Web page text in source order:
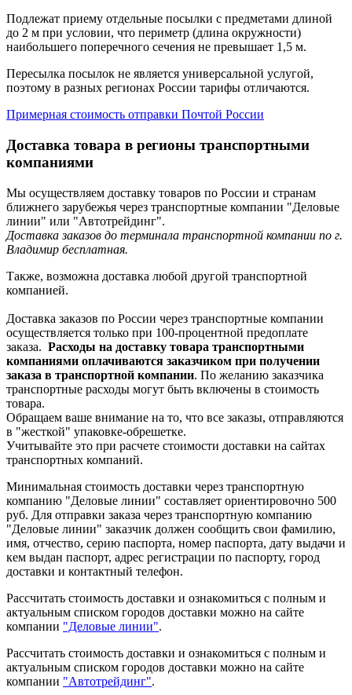
Подлежат приему отдельные посылки с предметами длиной
до 2 м при условии, что периметр (длина окружности)
наибольшего поперечного сечения не превышает 1,5 м.
Пересылка посылок не является универсальной услугой,
поэтому в разных регионах России тарифы отличаются.
Примерная стоимость отправки Почтой России
Доставка товара в регионы транспортными
компаниями
Мы осуществляем доставку товаров по России и странам
ближнего зарубежья через транспортные компании "Деловые
линии" или "Автотрейдинг".
Доставка заказов до терминала транспортной компании по г.
Владимир бесплатная.
Также, возможна доставка любой другой транспортной
компанией.
Доставка заказов по России через транспортные компании
осуществляется только при 100-процентной предоплате
заказа. Расходы на доставку товара транспортными
компаниями оплачиваются заказчиком при получении
заказа в транспортной компании. По желанию заказчика
транспортные расходы могут быть включены в стоимость
товара.
Обращаем ваше внимание на то, что все заказы, отправляются
в "жесткой" упаковке-обрешетке.
Учитывайте это при расчете стоимости доставки на сайтах
транспортных компаний.
Минимальная стоимость доставки через транспортную
компанию "Деловые линии" составляет ориентировочно 500
руб. Для отправки заказа через транспортную компанию
"Деловые линии" заказчик должен сообщить свои фамилию,
имя, отчество, серию паспорта, номер паспорта, дату выдачи и
кем выдан паспорт, адрес регистрации по паспорту, город
доставки и контактный телефон.
Рассчитать стоимость доставки и ознакомиться с полным и
актуальным списком городов доставки можно на сайте
компании "Деловые линии".
Рассчитать стоимость доставки и ознакомиться с полным и
актуальным списком городов доставки можно на сайте
компании "Автотрейдинг".